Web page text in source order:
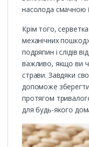
насолода смачною
Крім того, серветка
механічних
подряпин і слідів
важливо, якщо ви
страви. Завдяки
допоможе зберегти
протягом
для будь-якого